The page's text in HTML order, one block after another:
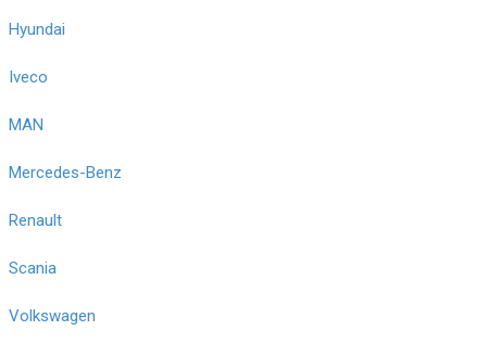
Hyundai
Iveco
MAN
Mercedes-Benz
Renault
Scania
Volkswagen